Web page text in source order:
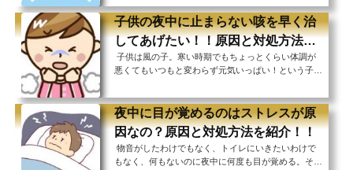
す...
どで体調を崩し、その症状で咳が出る時はもちろん、
日中はとても元気なのに、なぜか夜中になると咳が出
て、また朝起きてからは元気にしているなんてことも
少なくありません。 夜中に咳き込んでしまうと赤ち
ゃんはしっかりと眠ることができず、日中不機嫌にな
ってしまうこともあります。 子育てに追われるお父
た...
子供の夜中に止まらない咳を早く治
してあげたい！！原因と対処方法を
紹介！！
子供は風の子。寒い時期でもちょっとくらい体調が
悪くてもいつもと変わらず元気いっぱい！という子が
夜中になるとなぜかひどく咳が出ることってありませ
んか？ 特に小さいお子さんは夜中に激しく咳き込
み、ひどい場合にはオエッとえずいてしまったり、嘔
吐してしまったりするようなこともあります。 慌て
て医者にかかっても異常なしで子供も元気そう。でも
夜だけやっぱり咳が出るとなるとおうちの方も心配で
夜中に目が覚めるのはストレスが原
因なの？原因と対処方法を紹介！！
物音がしたわけでもなく、トイレにいきたいわけで
もなく、何もないのに夜中に何度も目が覚める。そん